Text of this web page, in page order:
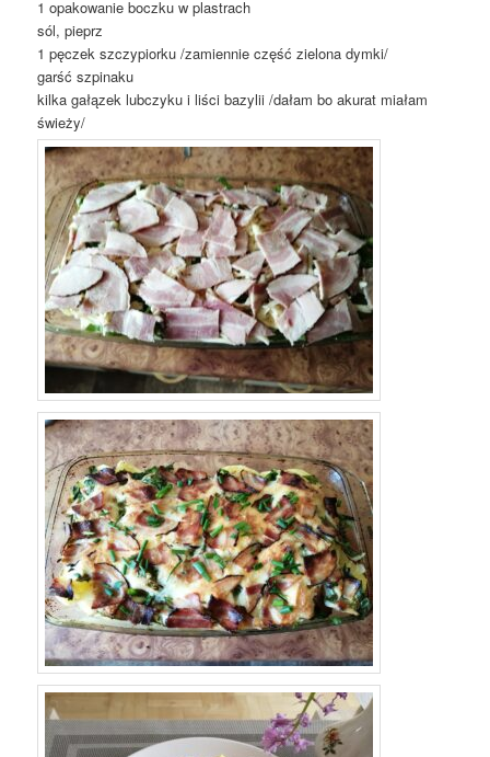
1 opakowanie boczku w plastrach
sól, pieprz
1 pęczek szczypiorku /zamiennie część zielona dymki/
garść szpinaku
kilka gałązek lubczyku i liści bazylii /dałam bo akurat miałam
świeży/